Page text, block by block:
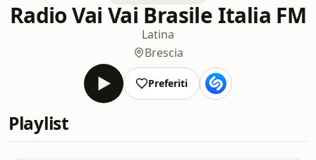
Radio Vai Vai Brasile Italia FM
Latina
Brescia
Preferiti
Playlist